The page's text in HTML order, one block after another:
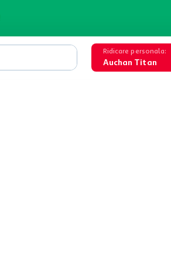
Ridicare personala:
Auchan Titan